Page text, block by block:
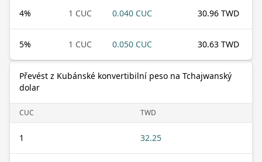
4% 1 CUC 0.040 CUC 30.96 TWD
5% 1 CUC 0.050 CUC 30.63 TWD
Převést z Kubánské konvertibilní peso na Tchajwanský
dolar
CUC TWD
1 32.25